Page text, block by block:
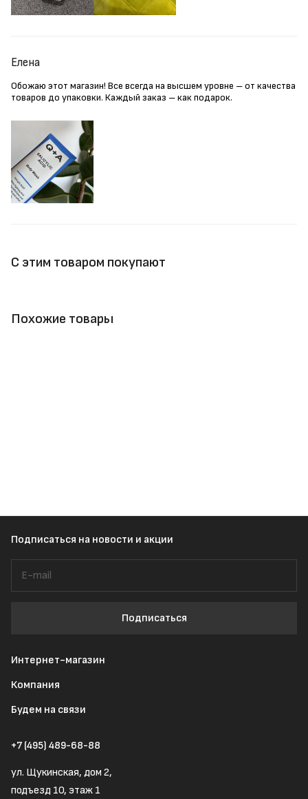
Елена
Обожаю этот магазин! Все всегда на высшем уровне – от качества
товаров до упаковки. Каждый заказ – как подарок.
С этим товаром покупают
Похожие товары
Подписаться на новости и акции
Подписаться
Интернет-магазин
Компания
Будем на связи
+7 (495) 489-68-88
ул. Щукинская, дом 2,
подъезд 10, этаж 1